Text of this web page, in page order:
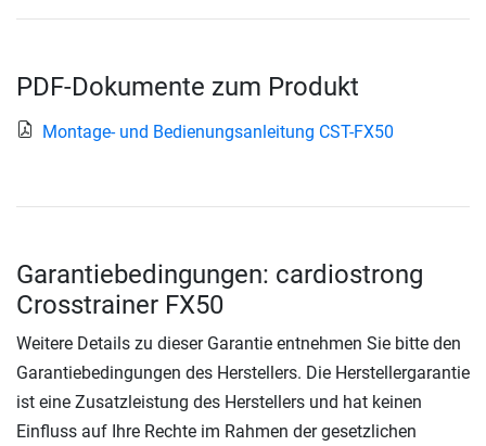
PDF-Dokumente zum Produkt
Montage- und Bedienungsanleitung CST-FX50
Garantiebedingungen: cardiostrong
Crosstrainer FX50
Weitere Details zu dieser Garantie entnehmen Sie bitte den
Garantiebedingungen des Herstellers. Die Herstellergarantie
ist eine Zusatzleistung des Herstellers und hat keinen
Einfluss auf Ihre Rechte im Rahmen der gesetzlichen